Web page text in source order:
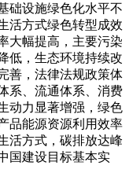
础设施绿色化水平不
活方式绿色转型成效
大幅提高，主要污染
低，生态环境持续改
善，法律法规政策体
系、流通体系、消费
动力显著增强，绿色
品能源资源利用效率
活方式，碳排放达峰
国建设目标基本实